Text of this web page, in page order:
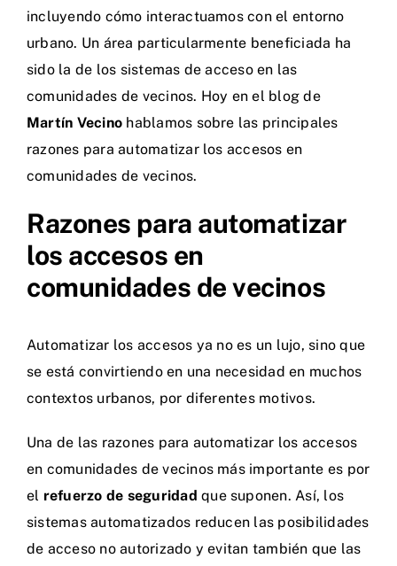
incluyendo cómo interactuamos con el entorno
urbano. Un área particularmente beneficiada ha
sido la de los sistemas de acceso en las
comunidades de vecinos. Hoy en el blog de
Martín Vecino hablamos sobre las principales
razones para automatizar los accesos en
comunidades de vecinos.
Razones para automatizar
los accesos en
comunidades de vecinos
Automatizar los accesos ya no es un lujo, sino que
se está convirtiendo en una necesidad en muchos
contextos urbanos, por diferentes motivos.
Una de las razones para automatizar los accesos
en comunidades de vecinos más importante es por
el refuerzo de seguridad que suponen. Así, los
sistemas automatizados reducen las posibilidades
de acceso no autorizado y evitan también que las